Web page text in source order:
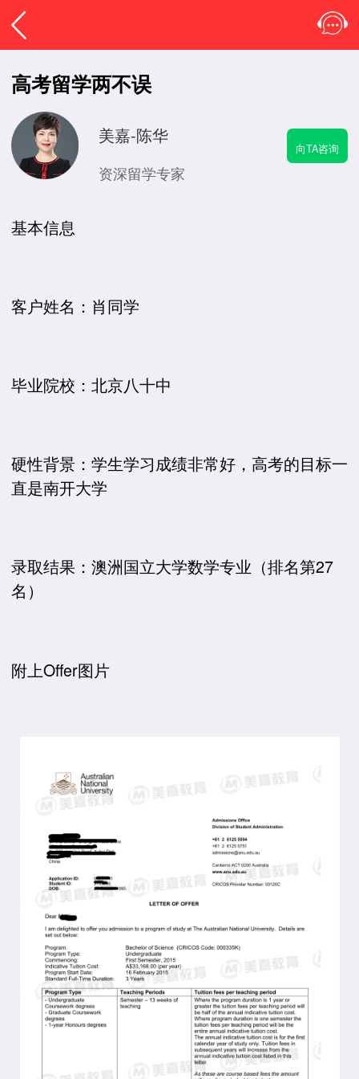
高考留学两不误
美嘉-陈华
资深留学专家
向TA咨询
基本信息
客户姓名：肖同学
毕业院校：北京八十中
硬性背景：学生学习成绩非常好，高考的目标一
直是南开大学
录取结果：澳洲国立大学数学专业（排名第27
名）
附上Offer图片